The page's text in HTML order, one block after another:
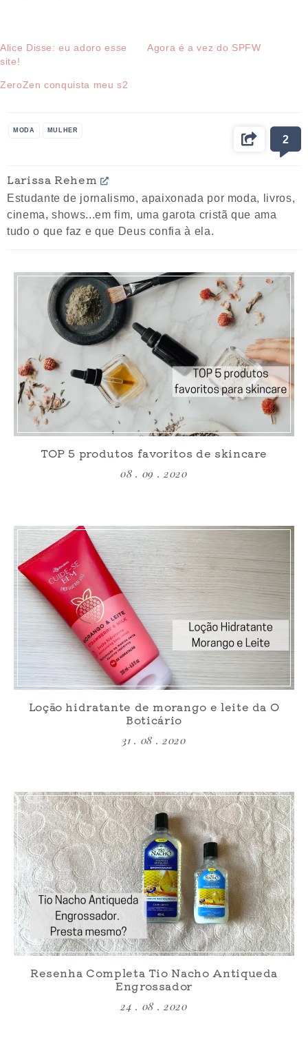
Alice Disse: eu adoro esse
site!
Agora é a vez do SPFW
ZeroZen conquista meu s2
MODA MULHER
2
Larissa Rehem
Estudante de jornalismo, apaixonada por moda, livros,
cinema, shows...em fim, uma garota cristã que ama
tudo o que faz e que Deus confia à ela.
TOP 5 produtos favoritos de skincare
08 . 09 . 2020
Loção hidratante de morango e leite da O
Boticário
31 . 08 . 2020
Resenha Completa Tio Nacho Antiqueda
Engrossador
24 . 08 . 2020